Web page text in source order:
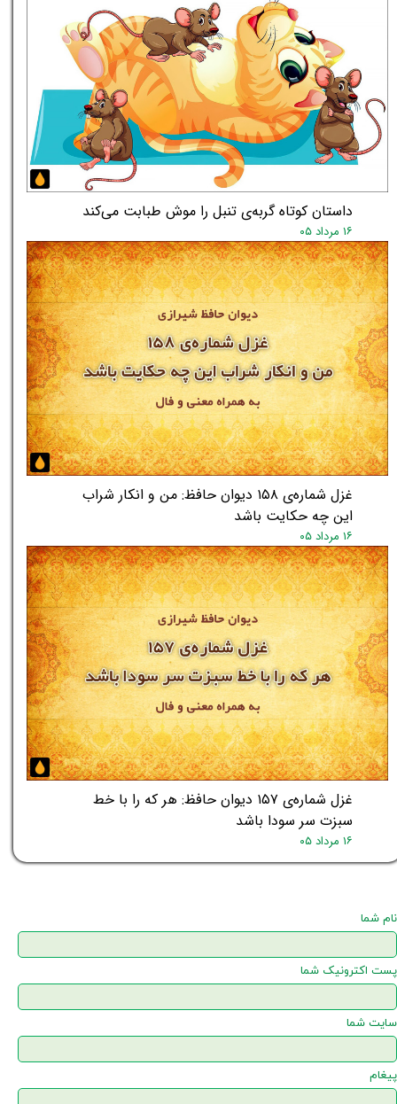
داستان کوتاه گربه‌ی تنبل را موش طبابت می‌کند
۱۶ مرداد ۰۵
غزل شماره‌ی ۱۵۸ دیوان حافظ: من و انکار شراب
این چه حکایت باشد
۱۶ مرداد ۰۵
غزل شماره‌ی ۱۵۷ دیوان حافظ: هر که را با خط
سبزت سر سودا باشد
۱۶ مرداد ۰۵
نام شما
پست اکترونیک شما
سایت شما
پیغام